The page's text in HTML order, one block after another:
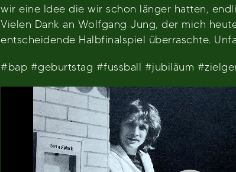
wir eine Idee die wir schon länger hatten,
Vielen Dank an Wolfgang Jung, der mich
entscheidende Halbfinalspiel überraschte.
#bap #geburtstag #fussball #jubiläum